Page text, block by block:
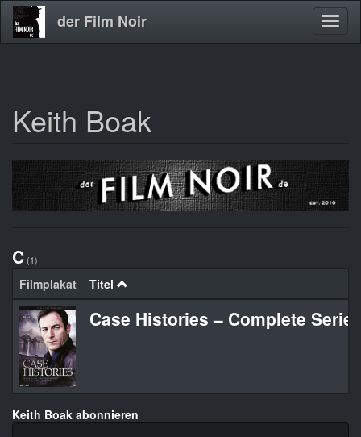
Direkt
zum
der Film Noir
Keith Boak
C (1)
Filmplakat Titel
Case Histories – Complete
Keith Boak abonnieren